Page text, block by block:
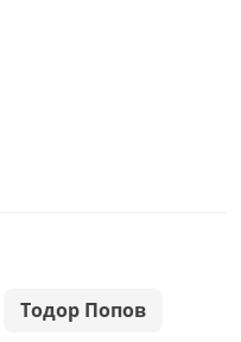
Тодор Попов